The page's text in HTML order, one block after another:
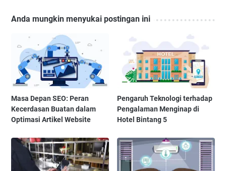
Anda mungkin menyukai postingan ini
Masa Depan SEO: Peran
Kecerdasan Buatan dalam
Optimasi Artikel Website
Pengaruh Teknologi terhadap
Pengalaman Menginap di
Hotel Bintang 5